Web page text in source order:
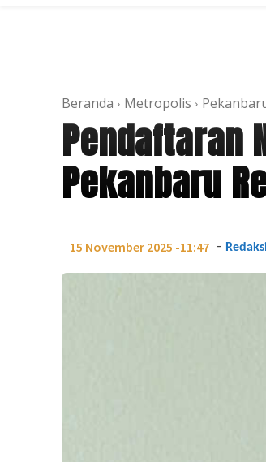
Beranda Metropolis
Pendaftaran
Pekanbaru
15 November 2025 -11:47 -